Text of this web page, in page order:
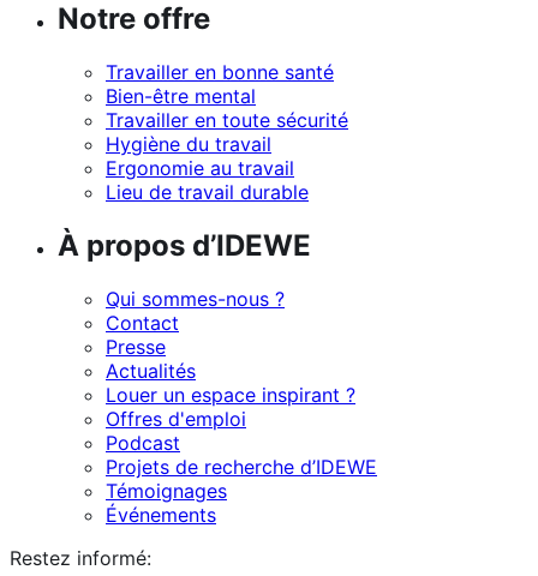
Notre offre
Travailler en bonne santé
Bien-être mental
Travailler en toute sécurité
Hygiène du travail
Ergonomie au travail
Lieu de travail durable
À propos d’IDEWE
Qui sommes-nous ?
Contact
Presse
Actualités
Louer un espace inspirant ?
Offres d'emploi
Podcast
Projets de recherche d’IDEWE
Témoignages
Événements
Restez informé: